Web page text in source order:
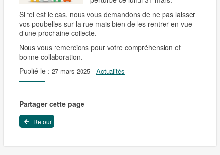
Si tel est le cas, nous vous demandons de ne pas laisser
vos poubelles sur la rue mais bien de les rentrer en vue
d’une prochaine collecte.
Nous vous remercions pour votre compréhension et
bonne collaboration.
Publié le : 27 mars 2025 - Actualités
Partager cette page
Retour